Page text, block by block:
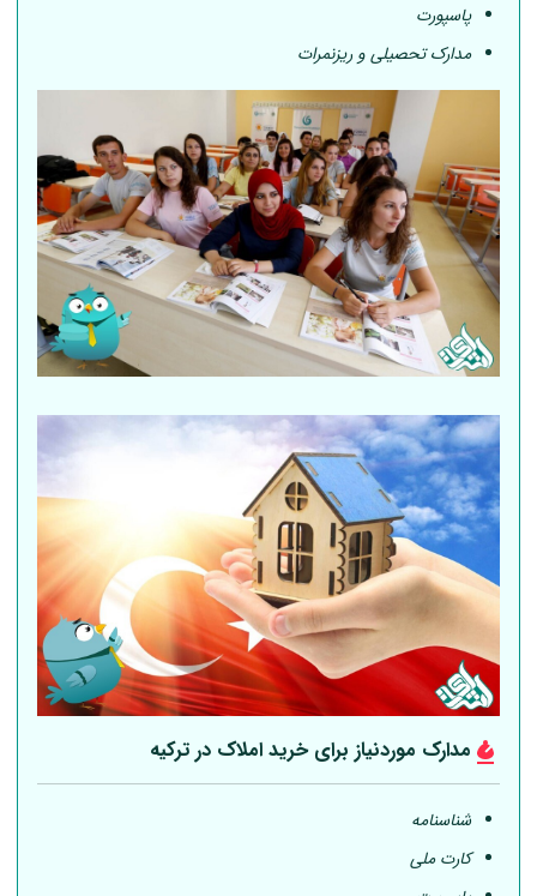
پاسپورت
مدارک تحصیلی و ریزنمرات
مدارک موردنیاز برای خرید املاک در ترکیه
شناسنامه
کارت ملی